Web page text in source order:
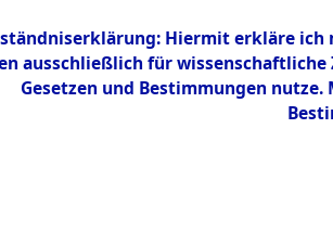
Hiermit erkläre ich
ausschließlich für
Gesetzen und Bestimmungen